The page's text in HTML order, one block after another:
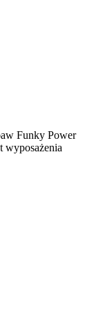
Funky Power
wyposażenia